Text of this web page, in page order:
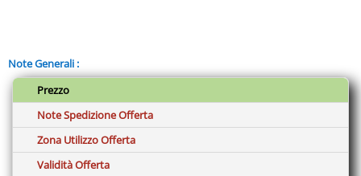
Crea un look liscio e moderno o elabora ricci a lunga durata
grazie alla nuova ghd gold® styler.
Nuova dual-zone technology: per capelli più lisci, più setosi e
dall’aspetto più sano*.
Temperatura ottimale di styling di 185°C
Lamelle lisce, sagomate e basculanti
Note Generali :
Prezzo
Note Spedizione Offerta
Zona Utilizzo Offerta
Validità Offerta